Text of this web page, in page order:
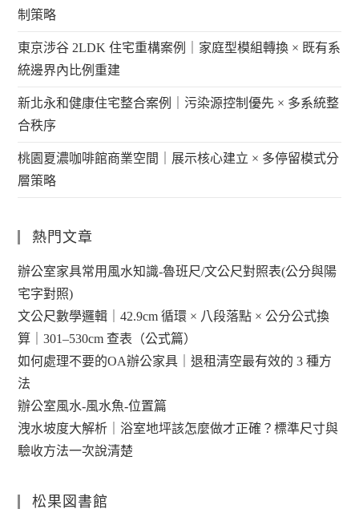
制策略
東京涉谷 2LDK 住宅重構案例｜家庭型模組轉換 × 既有系
統邊界內比例重建
新北永和健康住宅整合案例｜污染源控制優先 × 多系統整
合秩序
桃園夏濃咖啡館商業空間｜展示核心建立 × 多停留模式分
層策略
熱門文章
辦公室家具常用風水知識-魯班尺/文公尺對照表(公分與陽
宅字對照)
文公尺數學邏輯｜42.9cm 循環 × 八段落點 × 公分公式換
算｜301–530cm 查表（公式篇）
如何處理不要的OA辦公家具｜退租清空最有效的 3 種方
法
辦公室風水-風水魚-位置篇
洩水坡度大解析｜浴室地坪該怎麼做才正確？標準尺寸與
驗收方法一次說清楚
松果図書館